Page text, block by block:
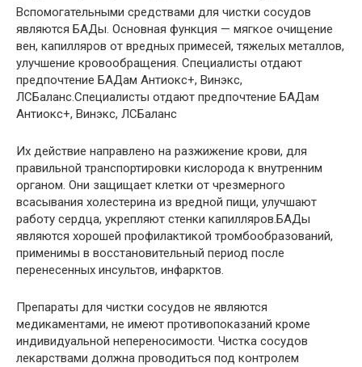
Вспомогательными средствами для чистки сосудов
являются БАДы. Основная функция — мягкое очищение
вен, капилляров от вредных примесей, тяжелых металлов,
улучшение кровообращения. Специалисты отдают
предпочтение БАДам Антиокс+, Винэкс,
ЛСБаланс.Специалисты отдают предпочтение БАДам
Антиокс+, Винэкс, ЛСБаланс
Их действие направлено на разжижение крови, для
правильной транспортировки кислорода к внутренним
органом. Они защищает клетки от чрезмерного
всасывания холестерина из вредной пищи, улучшают
работу сердца, укрепляют стенки капилляров.БАДы
являются хорошей профилактикой тромбообразований,
применимы в восстановительный период после
перенесенных инсультов, инфарктов.
Препараты для чистки сосудов не являются
медикаментами, не имеют противопоказаний кроме
индивидуальной непереносимости. Чистка сосудов
лекарствами должна проводиться под контролем